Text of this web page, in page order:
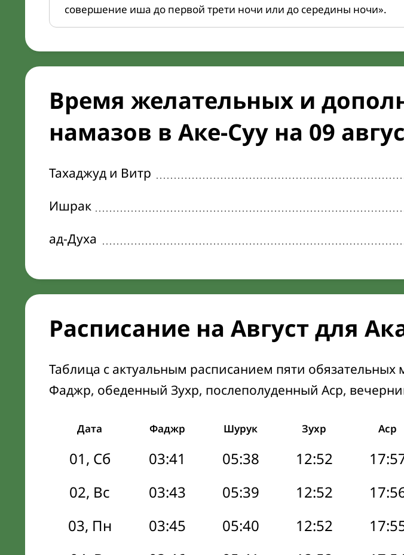
совершение иша до первой трети ночи или до середины ночи».
Время желательных и
намазов в Аке-Суу на 09
Тахаджуд и Витр
Ишрак
ад-Духа
Расписание на Август для
Таблица с актуальным расписанием пяти обязательных
Фаджр, обеденный Зухр, послеполуденный Аср,
Дата Фаджр Шурук Зухр Аср
01, Сб 03:41 05:38 12:52
02, Вс
03:43 05:39 12:52
03, Пн
03:45 05:40 12:52